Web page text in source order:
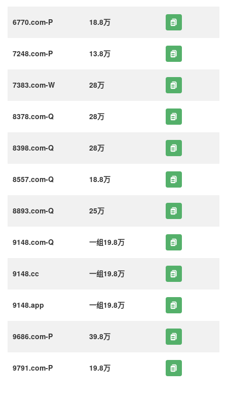
6770.com-P 18.8万
7248.com-P 13.8万
7383.com-W 28万
8378.com-Q 28万
8398.com-Q 28万
8557.com-Q 18.8万
8893.com-Q 25万
9148.com-Q 一组19.8万
9148.cc 一组19.8万
9148.app 一组19.8万
9686.com-P 39.8万
9791.com-P 19.8万